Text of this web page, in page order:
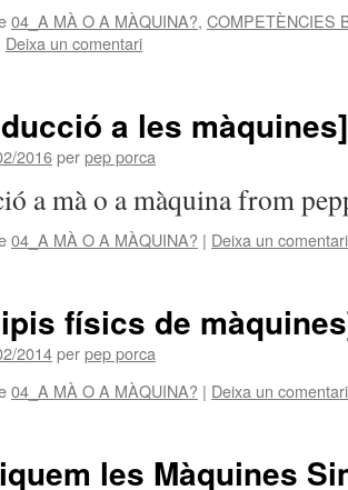
04_A MÀ O A MÀQUINA?, COMPETÈNCIES
Deixa un comentari
a les màquines]
2016perpep porca
a mà o a màquina from
04_A MÀ O A MÀQUINA? | Deixa un comentari
físics de
2014perpep porca
04_A MÀ O A MÀQUINA? | Deixa un comentari
les Màquines